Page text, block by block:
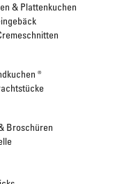
& Plattenkuchen
®
Broschüren